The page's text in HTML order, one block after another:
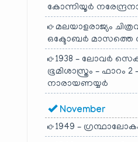
കോന്നിയൂർ
മലയാളരാജ്യം
ഒക്ടോബർ മാസത്തെ
1938 – ലോവർ
ഭൂമിശാസ്ത്രം – ഫാറം 2
നാരായണയ്യർ
November
1949 –